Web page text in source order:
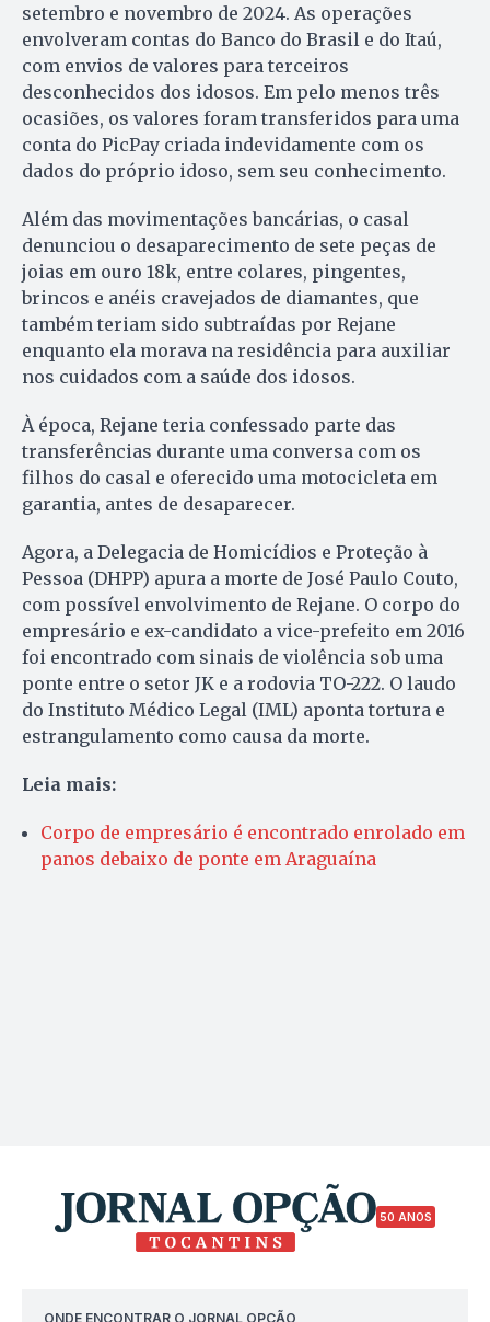
setembro e novembro de 2024. As operações
envolveram contas do Banco do Brasil e do Itaú,
com envios de valores para terceiros
desconhecidos dos idosos. Em pelo menos três
ocasiões, os valores foram transferidos para uma
conta do PicPay criada indevidamente com os
dados do próprio idoso, sem seu conhecimento.
Além das movimentações bancárias, o casal
denunciou o desaparecimento de sete peças de
joias em ouro 18k, entre colares, pingentes,
brincos e anéis cravejados de diamantes, que
também teriam sido subtraídas por Rejane
enquanto ela morava na residência para auxiliar
nos cuidados com a saúde dos idosos.
À época, Rejane teria confessado parte das
transferências durante uma conversa com os
filhos do casal e oferecido uma motocicleta em
garantia, antes de desaparecer.
Agora, a Delegacia de Homicídios e Proteção à
Pessoa (DHPP) apura a morte de José Paulo Couto,
com possível envolvimento de Rejane. O corpo do
empresário e ex-candidato a vice-prefeito em 2016
foi encontrado com sinais de violência sob uma
ponte entre o setor JK e a rodovia TO-222. O laudo
do Instituto Médico Legal (IML) aponta tortura e
estrangulamento como causa da morte.
Leia mais:
Corpo de empresário é encontrado enrolado em
panos debaixo de ponte em Araguaína
50 ANOS
ONDE ENCONTRAR O JORNAL OPÇÃO